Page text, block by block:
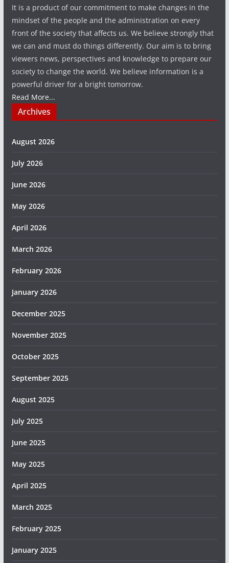
It is a product of our commitment to make changes in the
mindset of the people and the administration on every
front of the society that affects us. We believe strongly that
we can and must do things differently. Our aim is to bring
viewers news, perspectives and knowledge to prepare our
society to change the world. We believe information is a
powerful driver for a bright tomorrow.
Read More...
Archives
August 2026
July 2026
June 2026
May 2026
April 2026
March 2026
February 2026
January 2026
December 2025
November 2025
October 2025
September 2025
August 2025
July 2025
June 2025
May 2025
April 2025
March 2025
February 2025
January 2025